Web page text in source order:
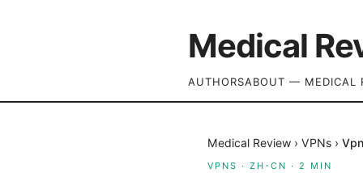
Medical
AUTHORSABOUT — MEDICAL
Medical Review › VPNs ›
VPNS · ZH-CN · 2 MIN